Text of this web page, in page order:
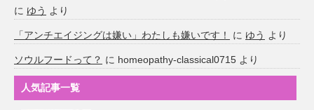
に ゆう より
「アンチエイジングは嫌い」わたしも嫌いです！ に ゆう より
ソウルフードって？ に homeopathy-classical0715 より
人気記事一覧